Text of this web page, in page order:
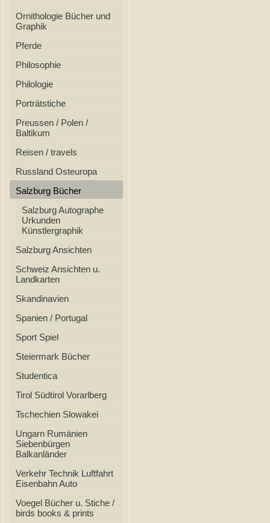
Ornithologie Bücher und
Graphik
Pferde
Philosophie
Philologie
Porträtstiche
Preussen / Polen /
Baltikum
Reisen / travels
Russland Osteuropa
Salzburg Bücher
Salzburg Autographe
Urkunden
Künstlergraphik
Salzburg Ansichten
Schweiz Ansichten u.
Landkarten
Skandinavien
Spanien / Portugal
Sport Spiel
Steiermark Bücher
Studentica
Tirol Südtirol Vorarlberg
Tschechien Slowakei
Ungarn Rumänien
Siebenbürgen
Balkanländer
Verkehr Technik Luftfahrt
Eisenbahn Auto
Voegel Bücher u. Stiche /
birds books & prints